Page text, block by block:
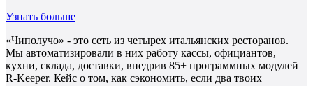
Узнать больше
«Чиполучо» - это сеть из четырех итальянских ресторанов.
Мы автоматизировали в них работу кассы, официантов,
кухни, склада, доставки, внедрив 85+ программных модулей
R-Keeper. Кейс о том, как сэкономить, если два твоих